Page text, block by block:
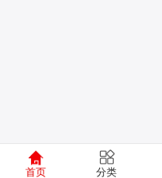
首页 分类